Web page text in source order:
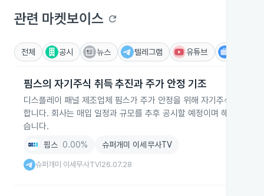
관련 마켓보이스 refresh
전체 공시 뉴스 텔레그램 유튜브
핌스의 자기주식 취득 추진과 주가 안정 기조
디스플레이 패널 제조업체 핌스가 주가 안정을 위해 자기주식 취득을
합니다. 회사는 매입 일정과 규모를 추후 공시할 예정이며 해당 조치
습니다.
핌스 0.00% 슈퍼개미 이세무사TV
슈퍼개미 이세무사TV| 26.07.28